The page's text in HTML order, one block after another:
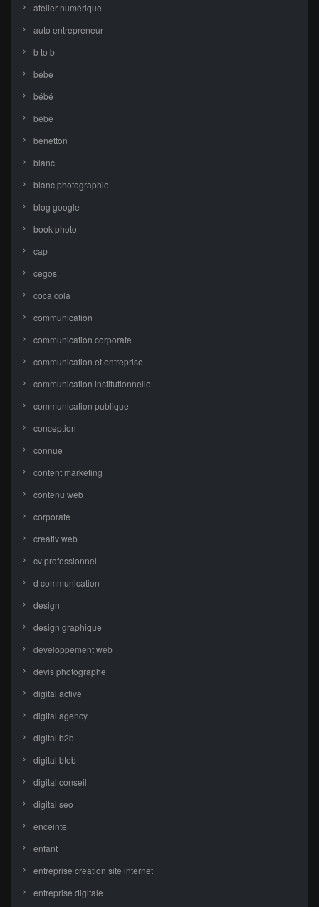
atelier numérique
auto entrepreneur
b to b
bebe
bébé
bébe
benetton
blanc
blanc photographie
blog google
book photo
cap
cegos
coca cola
communication
communication corporate
communication et entreprise
communication institutionnelle
communication publique
conception
connue
content marketing
contenu web
corporate
creativ web
cv professionnel
d communication
design
design graphique
développement web
devis photographe
digital active
digital agency
digital b2b
digital btob
digital conseil
digital seo
enceinte
enfant
entreprise creation site internet
entreprise digitale